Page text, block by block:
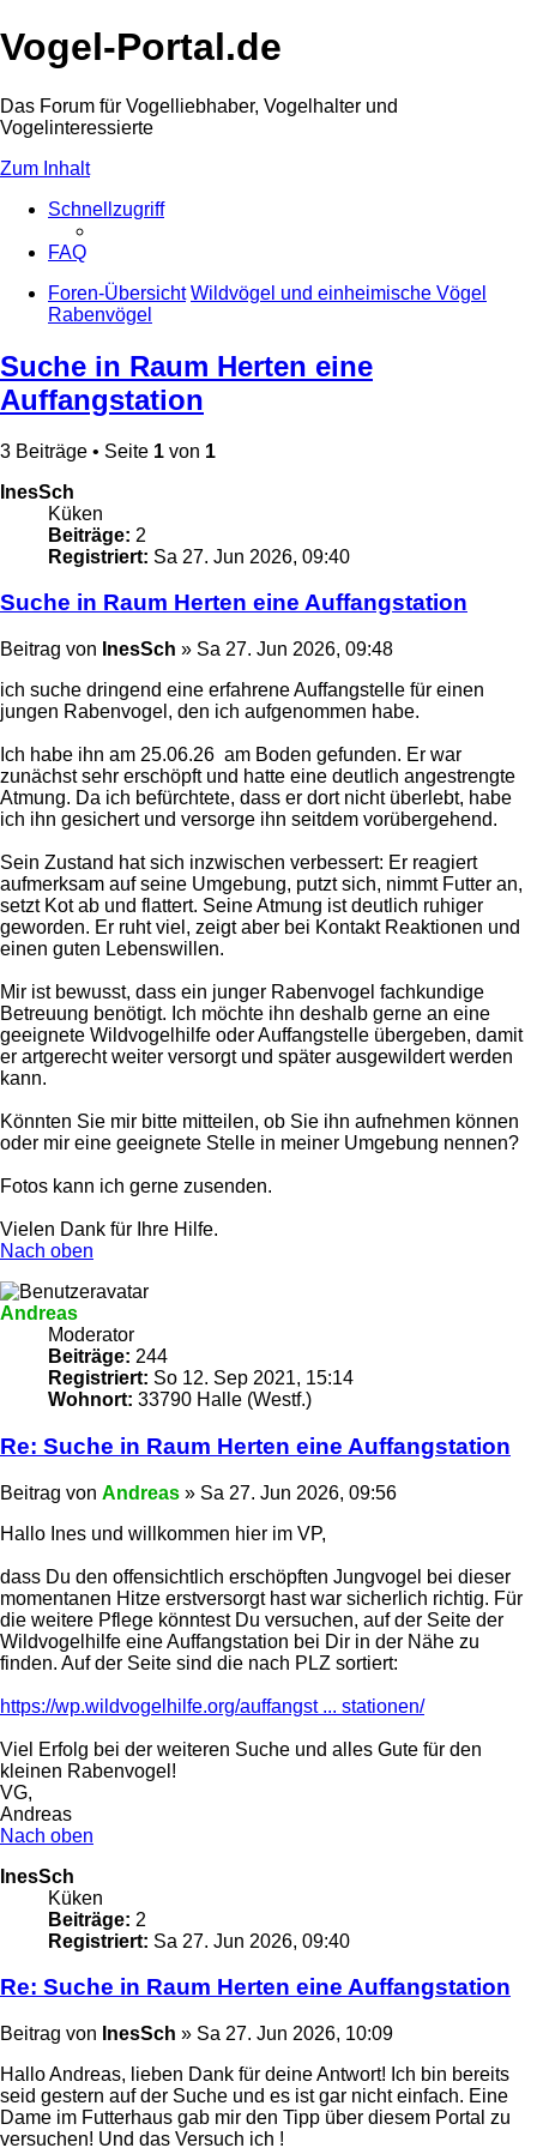
Vogel-Portal.de
Das Forum für Vogelliebhaber, Vogelhalter und
Vogelinteressierte
Zum Inhalt
Schnellzugriff
FAQ
Foren-Übersicht Wildvögel und einheimische Vögel
Rabenvögel
Suche in Raum Herten eine
Auffangstation
3 Beiträge • Seite 1 von 1
InesSch
Küken
Beiträge: 2
Registriert: Sa 27. Jun 2026, 09:40
Suche in Raum Herten eine Auffangstation
Beitrag von InesSch » Sa 27. Jun 2026, 09:48
ich suche dringend eine erfahrene Auffangstelle für einen
jungen Rabenvogel, den ich aufgenommen habe.
Ich habe ihn am 25.06.26 am Boden gefunden. Er war
zunächst sehr erschöpft und hatte eine deutlich angestrengte
Atmung. Da ich befürchtete, dass er dort nicht überlebt, habe
ich ihn gesichert und versorge ihn seitdem vorübergehend.
Sein Zustand hat sich inzwischen verbessert: Er reagiert
aufmerksam auf seine Umgebung, putzt sich, nimmt Futter an,
setzt Kot ab und flattert. Seine Atmung ist deutlich ruhiger
geworden. Er ruht viel, zeigt aber bei Kontakt Reaktionen und
einen guten Lebenswillen.
Mir ist bewusst, dass ein junger Rabenvogel fachkundige
Betreuung benötigt. Ich möchte ihn deshalb gerne an eine
geeignete Wildvogelhilfe oder Auffangstelle übergeben, damit
er artgerecht weiter versorgt und später ausgewildert werden
kann.
Könnten Sie mir bitte mitteilen, ob Sie ihn aufnehmen können
oder mir eine geeignete Stelle in meiner Umgebung nennen?
Fotos kann ich gerne zusenden.
Vielen Dank für Ihre Hilfe.
Nach oben
Andreas
Moderator
Beiträge: 244
Registriert: So 12. Sep 2021, 15:14
Wohnort: 33790 Halle (Westf.)
Re: Suche in Raum Herten eine Auffangstation
Beitrag von Andreas » Sa 27. Jun 2026, 09:56
Hallo Ines und willkommen hier im VP,
dass Du den offensichtlich erschöpften Jungvogel bei dieser
momentanen Hitze erstversorgt hast war sicherlich richtig. Für
die weitere Pflege könntest Du versuchen, auf der Seite der
Wildvogelhilfe eine Auffangstation bei Dir in der Nähe zu
finden. Auf der Seite sind die nach PLZ sortiert:
https://wp.wildvogelhilfe.org/auffangst ... stationen/
Viel Erfolg bei der weiteren Suche und alles Gute für den
kleinen Rabenvogel!
VG,
Andreas
Nach oben
InesSch
Küken
Beiträge: 2
Registriert: Sa 27. Jun 2026, 09:40
Re: Suche in Raum Herten eine Auffangstation
Beitrag von InesSch » Sa 27. Jun 2026, 10:09
Hallo Andreas, lieben Dank für deine Antwort! Ich bin bereits
seid gestern auf der Suche und es ist gar nicht einfach. Eine
Dame im Futterhaus gab mir den Tipp über diesem Portal zu
versuchen! Und das Versuch ich !